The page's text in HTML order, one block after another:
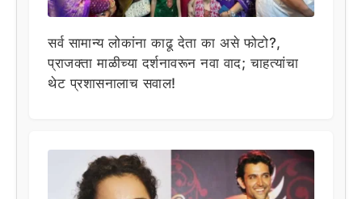
सर्व सामान्य लोकांना काढू देता का असे फोटो?,
प्राजक्ता माळीच्या दर्शनावरून नवा वाद; चाहत्यांचा
थेट प्रशासनालाच सवाल!